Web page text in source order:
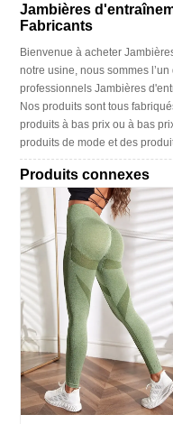
Jambières
Fabricants
Bienvenue à acheter
notre usine, nous sommes
professionnels Jambières
Nos produits sont tous
produits à bas prix ou à bas
produits de mode et des
Produits connexes